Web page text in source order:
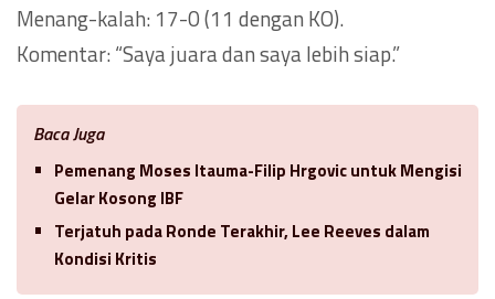
Menang-kalah: 17-0 (11 dengan KO).
Komentar: “Saya juara dan saya lebih siap.”
Baca Juga
Pemenang Moses Itauma-Filip Hrgovic untuk Mengisi
Gelar Kosong IBF
Terjatuh pada Ronde Terakhir, Lee Reeves dalam
Kondisi Kritis